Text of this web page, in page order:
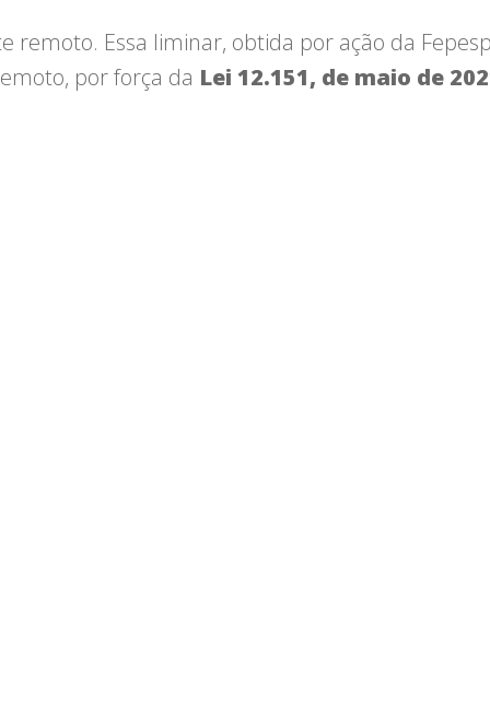
Essa liminar, obtida por ação da
por força da Lei 12.151, de maio de